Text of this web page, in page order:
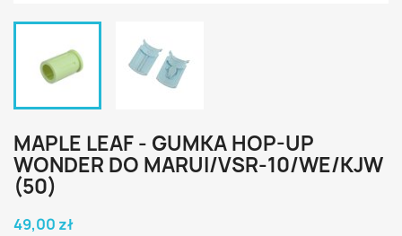
MAPLE LEAF - GUMKA HOP-UP
WONDER DO MARUI/VSR-10/WE/KJW
(50)
49,00 zł